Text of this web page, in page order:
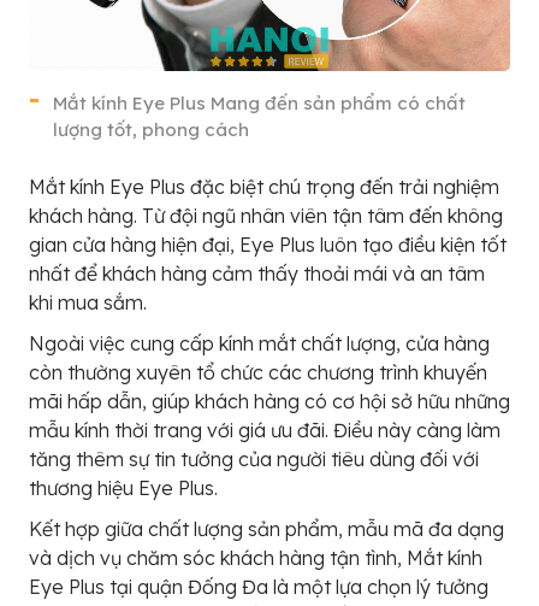
Mắt kính Eye Plus Mang đến sản phẩm có chất
lượng tốt, phong cách
Mắt kính Eye Plus đặc biệt chú trọng đến trải nghiệm
khách hàng. Từ đội ngũ nhân viên tận tâm đến không
gian cửa hàng hiện đại, Eye Plus luôn tạo điều kiện tốt
nhất để khách hàng cảm thấy thoải mái và an tâm
khi mua sắm.
Ngoài việc cung cấp kính mắt chất lượng, cửa hàng
còn thường xuyên tổ chức các chương trình khuyến
mãi hấp dẫn, giúp khách hàng có cơ hội sở hữu những
mẫu kính thời trang với giá ưu đãi. Điều này càng làm
tăng thêm sự tin tưởng của người tiêu dùng đối với
thương hiệu Eye Plus.
Kết hợp giữa chất lượng sản phẩm, mẫu mã đa dạng
và dịch vụ chăm sóc khách hàng tận tình, Mắt kính
Eye Plus tại quận Đống Đa là một lựa chọn lý tưởng